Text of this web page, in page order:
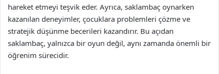
hareket etmeyi teşvik eder. Ayrıca, saklambaç oynarken
kazanılan deneyimler, çocuklara problemleri çözme ve
stratejik düşünme becerileri kazandırır. Bu açıdan
saklambaç, yalnızca bir oyun değil, aynı zamanda önemli bir
öğrenim sürecidir.